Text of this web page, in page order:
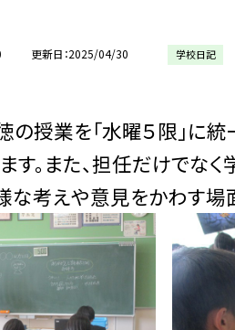
更新日 2025/04/30 学校日記
の授業を「水曜５限」に
す。また、担任だけでな
な考えや意見をかわす場